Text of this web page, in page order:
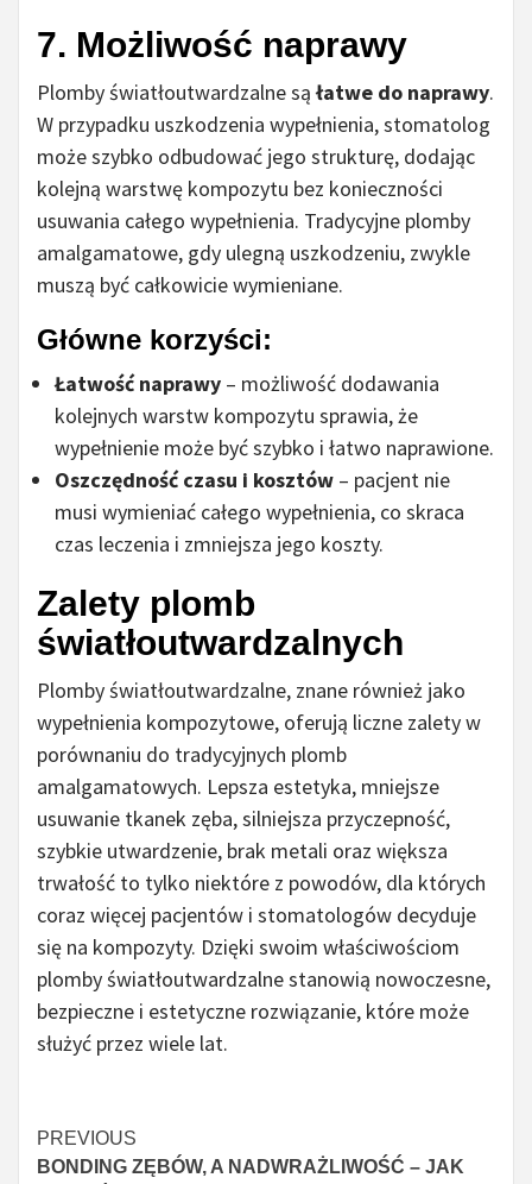
7. Możliwość naprawy
Plomby światłoutwardzalne sąłatwe do naprawy.
W przypadku uszkodzenia wypełnienia, stomatolog
może szybko odbudować jego strukturę, dodając
kolejną warstwę kompozytu bez konieczności
usuwania całego wypełnienia. Tradycyjne plomby
amalgamatowe, gdy ulegną uszkodzeniu, zwykle
muszą być całkowicie wymieniane.
Główne korzyści:
Łatwość naprawy – możliwość dodawania
kolejnych warstw kompozytu sprawia, że
wypełnienie może być szybko i łatwo naprawione.
Oszczędność czasu i kosztów – pacjent nie
musi wymieniać całego wypełnienia, co skraca
czas leczenia i zmniejsza jego koszty.
Zalety plomb
światłoutwardzalnych
Plomby światłoutwardzalne, znane również jako
wypełnienia kompozytowe, oferują liczne zalety w
porównaniu do tradycyjnych plomb
amalgamatowych. Lepsza estetyka, mniejsze
usuwanie tkanek zęba, silniejsza przyczepność,
szybkie utwardzenie, brak metali oraz większa
trwałość to tylko niektóre z powodów, dla których
coraz więcej pacjentów i stomatologów decyduje
się na kompozyty. Dzięki swoim właściwościom
plomby światłoutwardzalne stanowią nowoczesne,
bezpieczne i estetyczne rozwiązanie, które może
służyć przez wiele lat.
Continue
PREVIOUS
BONDING ZĘBÓW, A NADWRAŻLIWOŚĆ – JAK